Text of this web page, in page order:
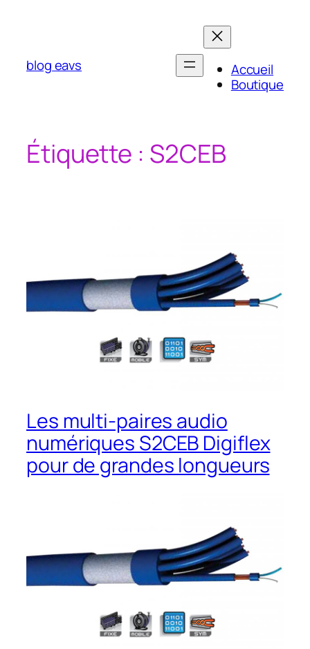
blog eavs
Accueil
Boutique
Étiquette : S2CEB
Les multi-paires audio
numériques S2CEB Digiflex
pour de grandes longueurs